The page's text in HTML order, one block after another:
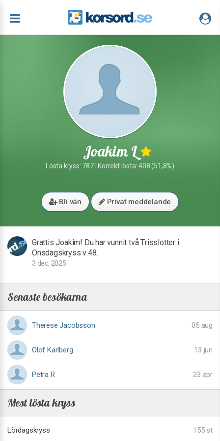
Joakim L
Lösta kryss: 787 | Korrekt lösta: 408 (51,8%)
Bli vän Privat meddelande
Grattis Joakim! Du har vunnit två Trisslotter i
Onsdagskryss v.48.
3 dec, 2025
Senaste besökarna
Therese Jacobsson 05 aug
Olof Karlberg 13 jun
Petra R 23 apr
Mest lösta kryss
Lördagskryss 155 st